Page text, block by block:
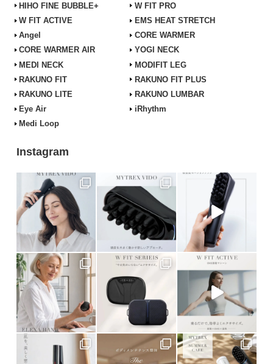
HIHO FINE BUBBLE+
W FIT PRO
W FIT ACTIVE
EMS HEAT STRETCH
Angel
CORE WARMER
CORE WARMER AIR
YOGI NECK
MEDI NECK
MODIFIT LEG
RAKUNO FIT
RAKUNO FIT PLUS
RAKUNO LITE
RAKUNO LUMBAR
Eye Air
iRhythm
Medi Loop
Instagram